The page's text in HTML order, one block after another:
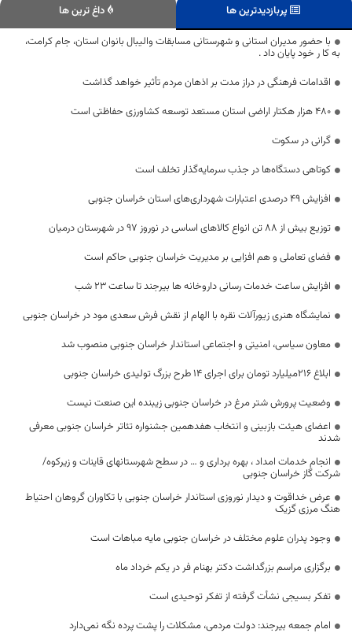
پربازدیدترین ها
داغ ترین ها
با حضور مدیران استانی و شهرستانی مسابقات والیبال بانوان استان، جام کرامت،
به کا ر خود پایان داد .
اقدامات فرهنگی در دراز مدت بر اذهان مردم تأثیر خواهد گذاشت
۴۸۰ هزار هکتار اراضی استان مستعد توسعه کشاورزی حفاظتی است
گرانی در سکوت
کوتاهی دستگاه‌ها در جذب سرمایه‌گذار تخلف است
افزایش ۴۹ درصدی اعتبارات شهرداری‌های استان خراسان جنوبی
توزیع بیش از 88 تن انواع کالاهای اساسی در نوروز 97 در شهرستان درمیان
فضای تعاملی و هم افزایی بر مدیریت خراسان جنوبی حاکم است
افزایش ساعت خدمات رسانی داروخانه ها بیرجند تا ساعت ۲۳ شب
نمایشگاه هنری زیورآلات نقره با الهام از نقش فرش سعدی مود در خراسان جنوبی
معاون سیاسی، امنیتی و اجتماعی استاندار خراسان جنوبی منصوب شد
ابلاغ 216میلیارد تومان برای اجرای 14 طرح بزرگ تولیدی خراسان جنوبی
وضعیت پرورش شتر مرغ در خراسان جنوبی زیبنده این صنعت نیست
اعضای هیئت بازبینی و انتخاب هفدهمین جشنواره تئاتر خراسان جنوبی معرفی
شدند
انجام خدمات امداد ، بهره برداری و … در سطح شهرستانهای قاینات و زیرکوه/
شرکت گاز خراسان جنوبی
عرض خداقوت و دیدار نوروزی استاندار خراسان جنوبی با تکاوران گروهان احتیاط
هنگ مرزی گزیک
وجود پدران علوم مختلف در خراسان جنوبی مایه مباهات است
برگزاری مراسم بزرگداشت دکتر بهنام فر در یکم خرداد ماه
تفکر بسیجی نشأت گرفته از تفکر توحیدی است
امام جمعه بیرجند: دولت مردمی، مشکلات را پشت پرده نگه نمی‌دارد